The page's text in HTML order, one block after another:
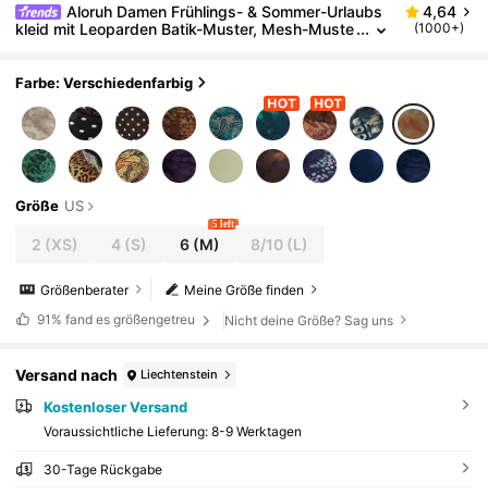
Aloruh Damen Frühlings- & Sommer-Urlaubs
kleid mit Leoparden Batik-Muster, Mesh-Muste
4,64
(1000+)
Farbe: Verschiedenfarbig
Größe US
2 (XS) 4(S) 6(M)
5 left
8/10 (L)
Meine Größe finden
Größenberater
91% fand es größengetreu Nicht deine Größe? Sag uns
Versand nach Liechtenstein
Kostenloser Versand
Voraussichtliche Lieferung: 8-9 Werktagen
30-Tage Rückgabe